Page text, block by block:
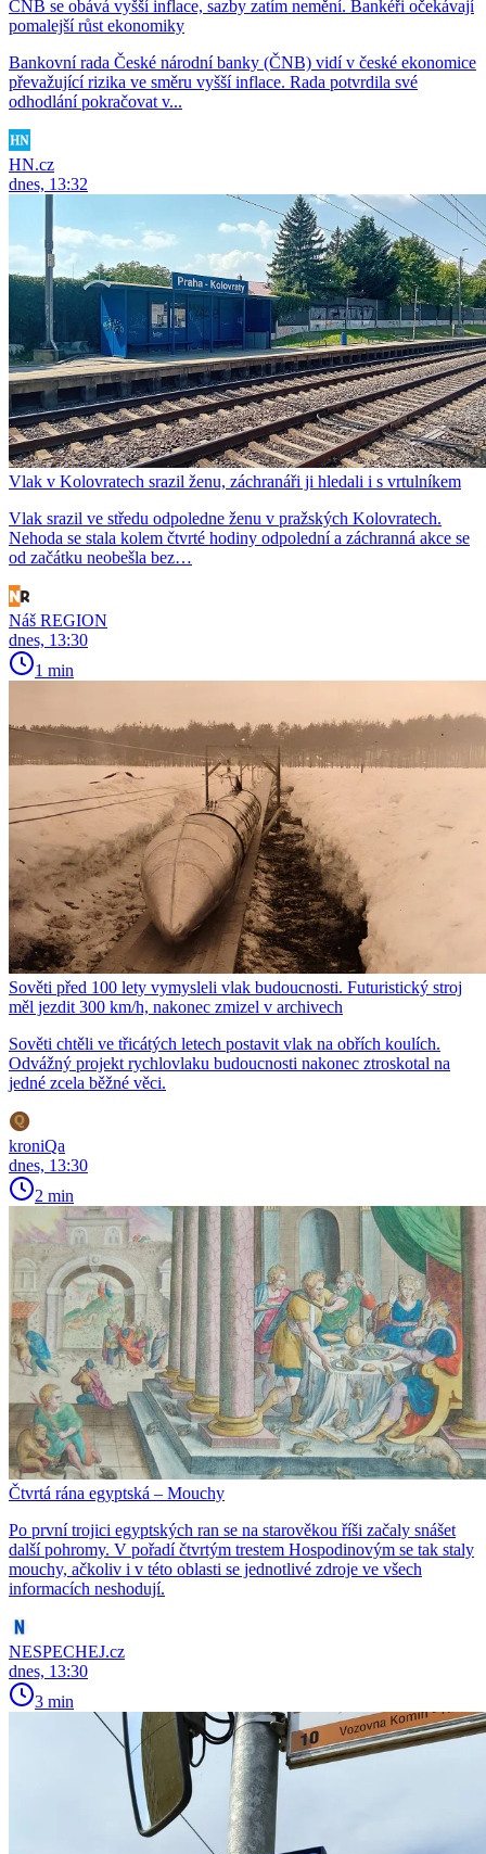
ČNB se obává vyšší inflace, sazby zatím nemění. Bankéři očekávají
pomalejší růst ekonomiky
Bankovní rada České národní banky (ČNB) vidí v české ekonomice
převažující rizika ve směru vyšší inflace. Rada potvrdila své
odhodlání pokračovat v...
HN.cz
dnes, 13:32
Vlak v Kolovratech srazil ženu, záchranáři ji hledali i s vrtulníkem
Vlak srazil ve středu odpoledne ženu v pražských Kolovratech.
Nehoda se stala kolem čtvrté hodiny odpolední a záchranná akce se
od začátku neobešla bez…
Náš REGION
dnes, 13:30
1 min
Sověti před 100 lety vymysleli vlak budoucnosti. Futuristický stroj
měl jezdit 300 km/h, nakonec zmizel v archivech
Sověti chtěli ve třicátých letech postavit vlak na obřích koulích.
Odvážný projekt rychlovlaku budoucnosti nakonec ztroskotal na
jedné zcela běžné věci.
kroniQa
dnes, 13:30
2 min
Čtvrtá rána egyptská – Mouchy
Po první trojici egyptských ran se na starověkou říši začaly snášet
další pohromy. V pořadí čtvrtým trestem Hospodinovým se tak staly
mouchy, ačkoliv i v této oblasti se jednotlivé zdroje ve všech
informacích neshodují.
NESPECHEJ.cz
dnes, 13:30
3 min